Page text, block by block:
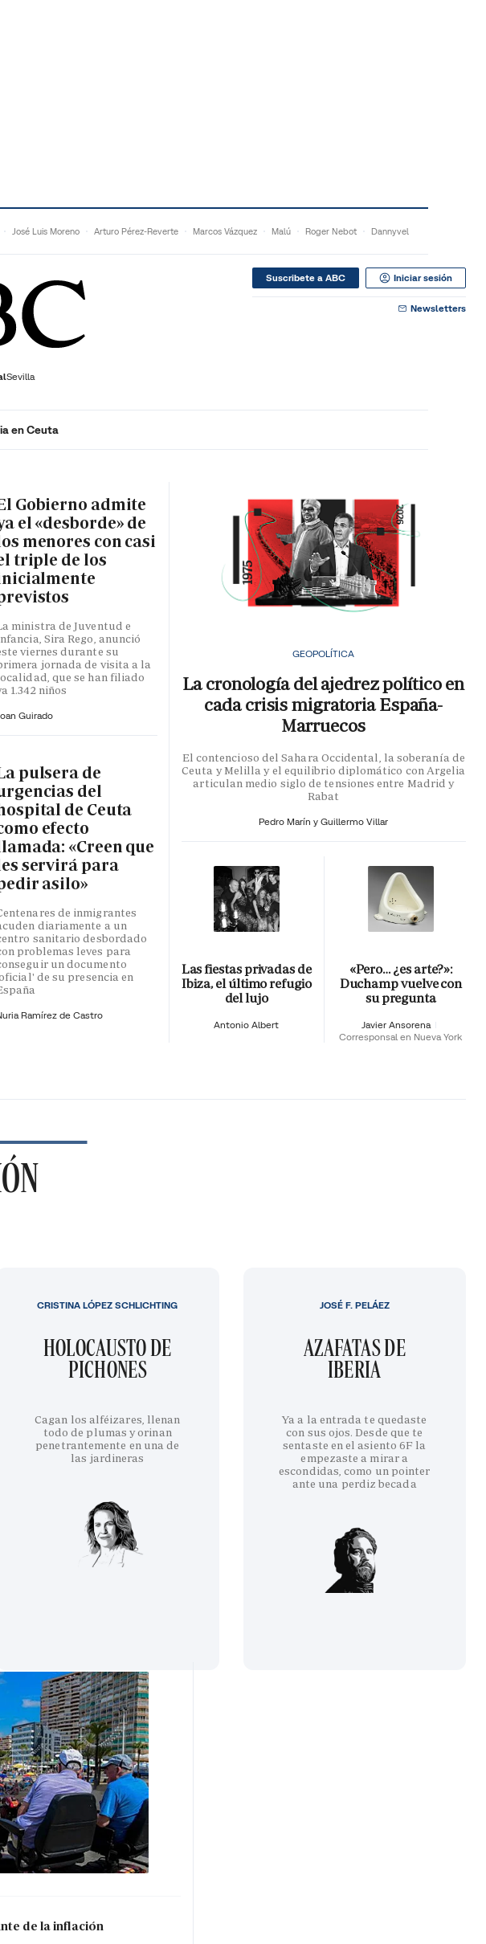
José Luis Moreno Arturo Pérez-Reverte Marcos Vázquez Malú Roger Nebot Dannyvel
Sevilla
Suscribete a ABC Iniciar sesión
Newsletters
GENTEPLAY
en Ceuta
Gobierno admite
el «desborde» de
menores con casi
triple de los
ministra de Juventud e
Sira Rego, anunció
viernes durante su
jornada de visita a la
que se han filiado
1.342 niños
Guirado
pulsera de
del
de Ceuta
efecto
«Creen que
servirá para
asilo»
de inmigrantes
diariamente a un
sanitario desbordado
problemas leves para
un documento
de su presencia en
Ramírez de Castro
GEOPOLÍTICA
La cronología del ajedrez político en
cada crisis migratoria España-
Marruecos
El contencioso del Sahara Occidental, la soberanía de
Ceuta y Melilla y el equilibrio diplomático con Argelia
articulan medio siglo de tensiones entre Madrid y
Rabat
Pedro Marín y Guillermo Villar
Las fiestas privadas de
Ibiza, el último refugio
del lujo
Antonio Albert
«Pero… ¿es arte?»:
Duchamp vuelve con
su pregunta
Javier Ansorena
Corresponsal en Nueva York
HOLOCAUSTO DE
PICHONES
Cagan los alféizares, llenan
todo de plumas y orinan
penetrantemente en una de
las jardineras
CRISTINA LÓPEZ SCHLICHTING
AZAFATAS DE
IBERIA
Ya a la entrada te quedaste
con sus ojos. Desde que te
sentaste en el asiento 6F la
empezaste a mirar a
escondidas, como un pointer
ante una perdiz becada
JOSÉ F. PELÁEZ
de la inflación